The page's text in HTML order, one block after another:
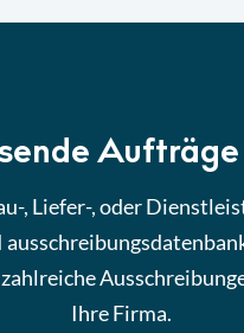
, Liefer-, oder
Ihre Firma.